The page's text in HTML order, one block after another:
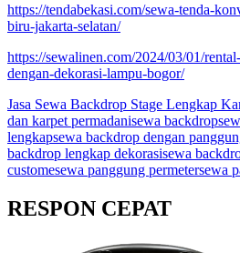
https://tendabekasi.com/sewa-tenda-
biru-jakarta-selatan/
https://sewalinen.com/2024/03/01/
dengan-dekorasi-lampu-bogor/
Jasa Sewa Backdrop Stage Lengkap
dan karpet permadanisewa backdrop
lengkapsewa backdrop dengan
backdrop lengkap dekorasisewa
customesewa panggung permetersewa
RESPON CEPAT